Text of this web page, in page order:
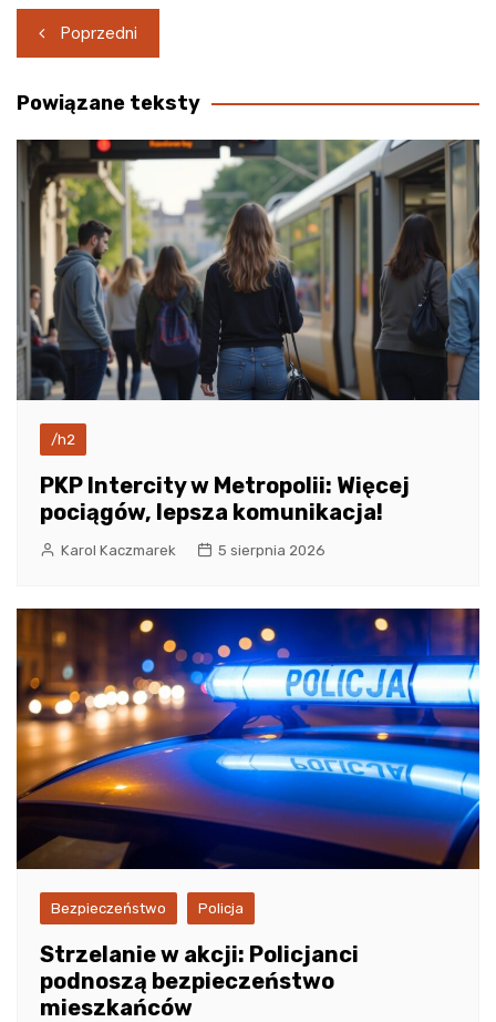
Nawigacja
wpisu
Poprzedni
Powiązane teksty
/h2
PKP Intercity w Metropolii: Więcej
pociągów, lepsza komunikacja!
Karol Kaczmarek 5 sierpnia 2026
Bezpieczeństwo Policja
Strzelanie w akcji: Policjanci
podnoszą bezpieczeństwo
mieszkańców